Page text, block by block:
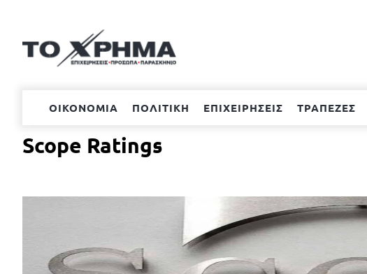
περιεχόμενο
ΟΙΚΟΝΟΜΙΑ ΠΟΛΙΤΙΚΗ ΕΠΙΧΕΙΡΗΣΕΙΣ ΤΡΑΠΕΖΕΣ
Scope Ratings